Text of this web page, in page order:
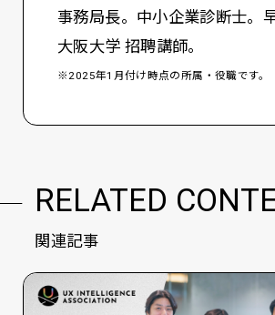
事務局長。中小企業診断士。
大阪大学 招聘講師。
※2025年1月付け時点の所属・役職です。
RELATED
関連記事